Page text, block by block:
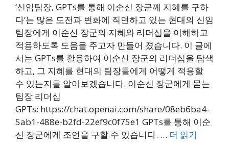
‘신임팀장, GPTs를 통해 이순신 장군께 지혜를 구하
다’는 많은 도전과 변화에 직면하고 있는 현대의 신임
팀장에게 이순신 장군의 지혜와 리더십을 이해하고
적용하도록 도움을 주고자 만들어 졌습니다. 이 글에
서는 GPTs를 활용하여 이순신 장군의 리더십을 탐색
하고, 그 지혜를 현대의 팀장들에게 어떻게 적용할
수 있는지를 알아보겠습니다. 이순신 장군에게 묻는
팀장 리더십
GPTs: https://chat.openai.com/share/08eb6ba4-
5ab1-488e-b2fd-22ef9c0f75e1 GPTs를 통해 이순
신 장군에게 조언을 구할 수 있습니다. … 더 읽기